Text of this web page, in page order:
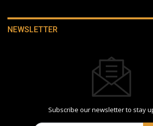
NEWSLETTER
Subscribe our newsletter to stay